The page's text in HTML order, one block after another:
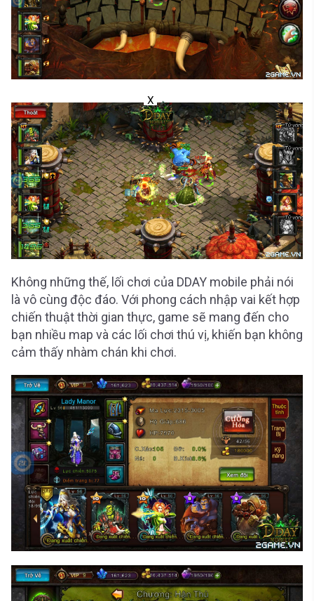
X
Không những thế, lối chơi của DDAY mobile phải nói
là vô cùng độc đáo. Với phong cách nhập vai kết hợp
chiến thuật thời gian thực, game sẽ mang đến cho
bạn nhiều map và các lối chơi thú vị, khiến bạn không
cảm thấy nhàm chán khi chơi.